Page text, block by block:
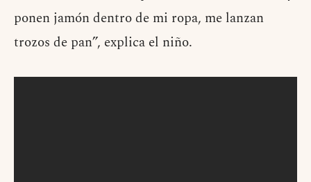
ponen jamón dentro de mi ropa, me lanzan
trozos de pan”, explica el niño.